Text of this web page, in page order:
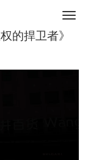
的捍卫者》